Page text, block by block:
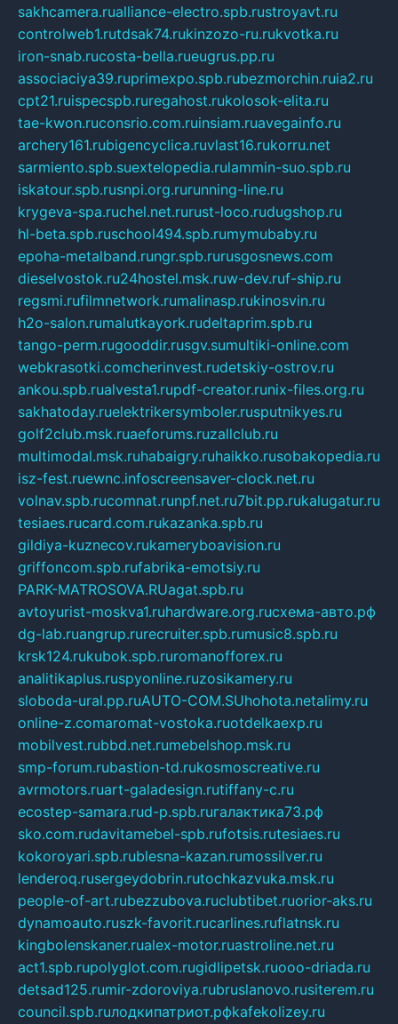
sakhcamera.rualliance-electro.spb.rustroyavt.ru
controlweb1.rutdsak74.rukinzozo-ru.rukvotka.ru
iron-snab.rucosta-bella.rueugrus.pp.ru
associaciya39.ruprimexpo.spb.rubezmorchin.ruia2.ru
cpt21.ruispecspb.ruregahost.rukolosok-elita.ru
tae-kwon.ruconsrio.com.ruinsiam.ruavegainfo.ru
archery161.rubigencyclica.ruvlast16.rukorru.net
sarmiento.spb.suextelopedia.rulammin-suo.spb.ru
iskatour.spb.rusnpi.org.rurunning-line.ru
krygeva-spa.ruchel.net.rurust-loco.rudugshop.ru
hl-beta.spb.ruschool494.spb.rumymubaby.ru
epoha-metalband.rungr.spb.rurusgosnews.com
dieselvostok.ru24hostel.msk.ruw-dev.ruf-ship.ru
regsmi.rufilmnetwork.rumalinasp.rukinosvin.ru
h2o-salon.rumalutkayork.rudeltaprim.spb.ru
tango-perm.rugooddir.rusgv.sumultiki-online.com
webkrasotki.comcherinvest.rudetskiy-ostrov.ru
ankou.spb.rualvesta1.rupdf-creator.runix-files.org.ru
sakhatoday.ruelektrikersymboler.rusputnikyes.ru
golf2club.msk.ruaeforums.ruzallclub.ru
multimodal.msk.ruhabaigry.ruhaikko.rusobakopedia.ru
isz-fest.ruewnc.infoscreensaver-clock.net.ru
volnav.spb.rucomnat.runpf.net.ru7bit.pp.rukalugatur.ru
tesiaes.rucard.com.rukazanka.spb.ru
gildiya-kuznecov.rukameryboavision.ru
griffoncom.spb.rufabrika-emotsiy.ru
PARK-MATROSOVA.RUagat.spb.ru
avtoyurist-moskva1.ruhardware.org.ruсхема-авто.рф
dg-lab.ruangrup.rurecruiter.spb.rumusic8.spb.ru
krsk124.rukubok.spb.ruromanofforex.ru
analitikaplus.ruspyonline.ruzosikamery.ru
sloboda-ural.pp.ruAUTO-COM.SUhohota.netalimy.ru
online-z.comaromat-vostoka.ruotdelkaexp.ru
mobilvest.rubbd.net.rumebelshop.msk.ru
smp-forum.rubastion-td.rukosmoscreative.ru
avrmotors.ruart-galadesign.rutiffany-c.ru
ecostep-samara.rud-p.spb.ruгалактика73.рф
sko.com.rudavitamebel-spb.rufotsis.rutesiaes.ru
kokoroyari.spb.rublesna-kazan.rumossilver.ru
lenderoq.rusergeydobrin.rutochkazvuka.msk.ru
people-of-art.rubezzubova.ruclubtibet.ruorior-aks.ru
dynamoauto.ruszk-favorit.rucarlines.ruflatnsk.ru
kingbolenskaner.rualex-motor.ruastroline.net.ru
act1.spb.rupolyglot.com.rugidlipetsk.ruooo-driada.ru
detsad125.rumir-zdoroviya.rubruslanovo.rusiterem.ru
council.spb.ruлодкипатриот.рфkafekolizey.ru